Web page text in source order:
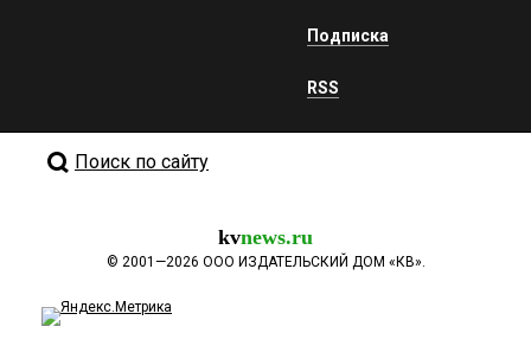
Подписка
RSS
Поиск по сайту
kvnews.ru
© 2001—2026 ООО ИЗДАТЕЛЬСКИЙ ДОМ «КВ».